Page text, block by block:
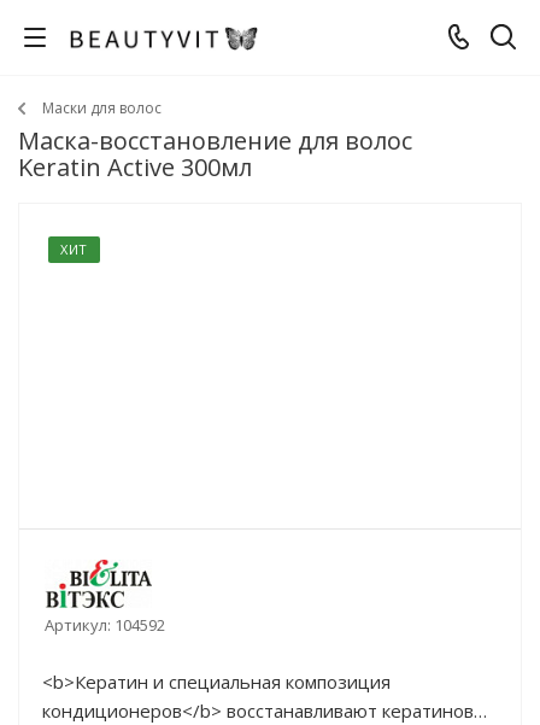
Маски для волос
Маска-восстановление для волос
Keratin Active 300мл
ХИТ
Артикул: 104592
<b>Кератин и специальная композиция
кондиционеров</b> восстанавливают кератиновый